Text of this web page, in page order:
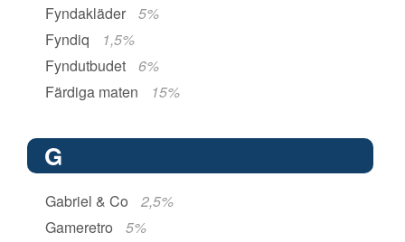
Fyndakläder
5%
Fyndiq
1,5%
Fyndutbudet
6%
Färdiga maten
15%
G
Gabriel & Co
2,5%
Gameretro
5%